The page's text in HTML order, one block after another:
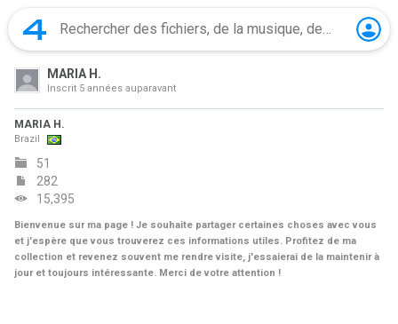
MARIA H.
Inscrit 5 années auparavant
MARIA H.
Brazil
51
282
15,395
Bienvenue sur ma page ! Je souhaite partager certaines choses avec vous
et j'espère que vous trouverez ces informations utiles. Profitez de ma
collection et revenez souvent me rendre visite, j'essaierai de la maintenir à
jour et toujours intéressante. Merci de votre attention !